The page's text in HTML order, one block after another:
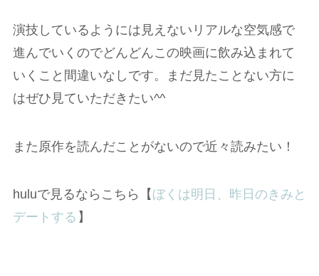
演技しているようには見えないリアルな空気感で
進んでいくのでどんどんこの映画に飲み込まれて
いくこと間違いなしです。まだ見たことない方に
はぜひ見ていただきたい^^
また原作を読んだことがないので近々読みたい！
huluで見るならこちら【 ぼくは明日、昨日のきみと
デートする 】